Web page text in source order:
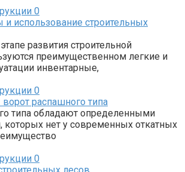
0
и использование строительных
развития строительной
преимущественном легкие и
инвентарные,
0
распашного типа
типа обладают определенными
нет у современных откатных
0